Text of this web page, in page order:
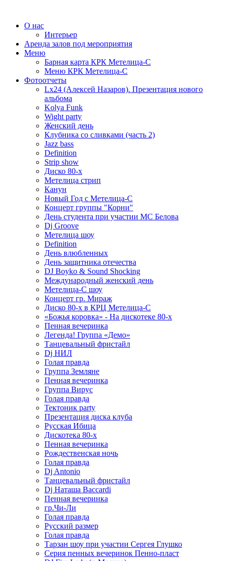
О нас
Интерьер
Аренда залов под мероприятия
Меню
Барная карта КРК Метелица-С
Меню КРК Метелица-С
Фотоотчеты
Lx24 (Алексей Назаров). Презентация нового
альбома
Kolya Funk
Wight party
Женский день
Клубника со сливками (часть 2)
Jazz bass
Definition
Strip show
Диско 80-х
Метелица стрип
Канун
Новый Год с Метелица-С
Концерт группы "Корни"
День студента при участии МС Белова
Dj Groove
Метелица шоу
Definition
День влюбленных
День защитника отечества
DJ Boyko & Sound Shocking
Международный женский день
Метелица-С шоу
Концерт гр. Мираж
Диско 80-х в КРЦ Метелица-С
«Божья коровка» - На дискотеке 80-х
Пенная вечеринка
Легенда! Группа «Демо»
Танцевальный фристайл
Dj НИЛ
Голая правда
Группа Земляне
Пенная вечеринка
Группа Вирус
Голая правда
Тектоник party
Презентация диска клуба
Русская Ибица
Дискотека 80-х
Пенная вечеринка
Рождественская ночь
Голая правда
Dj Antonio
Танцевальный фристайл
Dj Наташа Baccardi
Пенная вечеринка
гр.Чи-Ли
Голая правда
Русский размер
Голая правда
Тарзан шоу при участии Сергея Глушко
Серия пенных вечеринок Пенно-пласт